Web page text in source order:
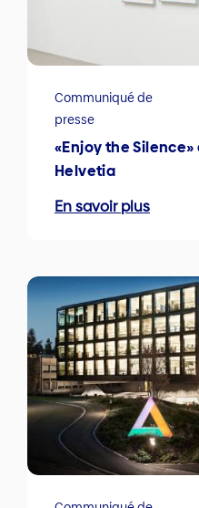
Communiqué de
presse
«Enjoy the
Helvetia
En savoir plus